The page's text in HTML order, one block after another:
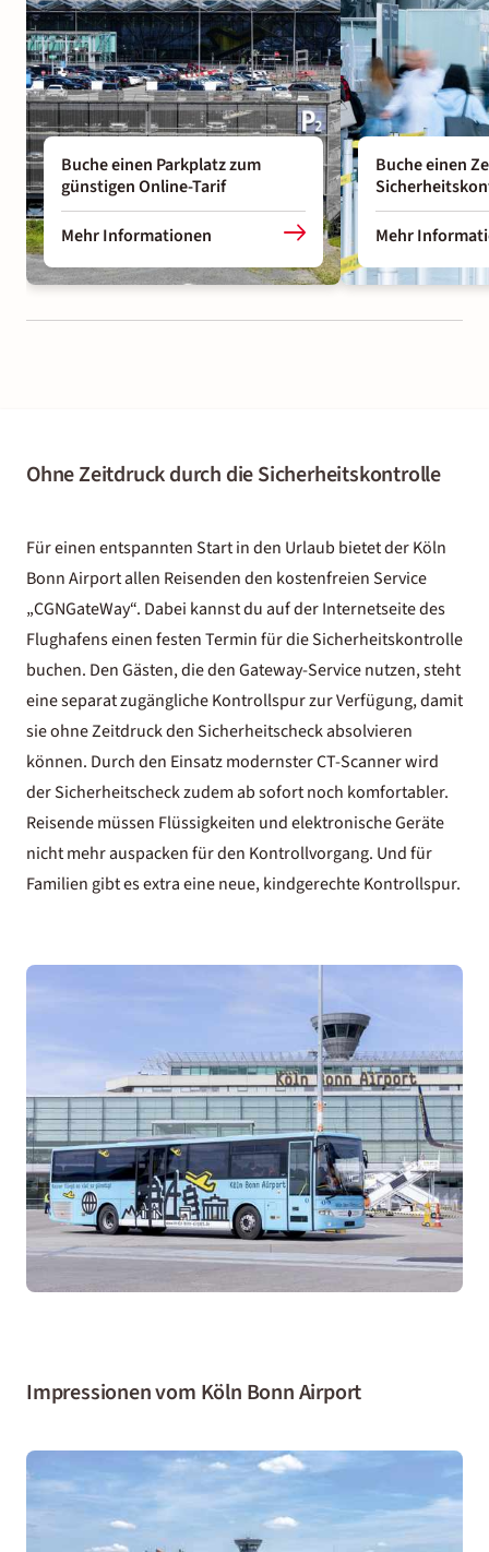
Buche einen Parkplatz zum
günstigen Online-Tarif
Mehr Informationen
Buche einen
Mehr
Ohne Zeitdruck durch die Sicherheitskontrolle
Für einen entspannten Start in den Urlaub bietet der Köln
Bonn Airport allen Reisenden den kostenfreien Service
„CGNGateWay“. Dabei kannst du auf der Internetseite des
Flughafens einen festen Termin für die Sicherheitskontrolle
buchen. Den Gästen, die den Gateway-Service nutzen, steht
eine separat zugängliche Kontrollspur zur Verfügung, damit
sie ohne Zeitdruck den Sicherheitscheck absolvieren
können. Durch den Einsatz modernster CT-Scanner wird
der Sicherheitscheck zudem ab sofort noch komfortabler.
Reisende müssen Flüssigkeiten und elektronische Geräte
nicht mehr auspacken für den Kontrollvorgang. Und für
Familien gibt es extra eine neue, kindgerechte Kontrollspur.
Impressionen vom Köln Bonn Airport